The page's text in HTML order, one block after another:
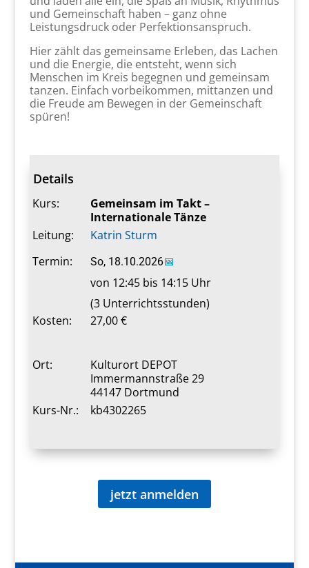
und Gemeinschaft haben – ganz ohne
Leistungsdruck oder Perfektionsanspruch.
Hier zählt das gemeinsame Erleben, das Lachen
und die Energie, die entsteht, wenn sich
Menschen im Kreis begegnen und gemeinsam
tanzen. Einfach vorbeikommen, mittanzen und
die Freude am Bewegen in der Gemeinschaft
spüren!
Details
Kurs:
Gemeinsam im Takt –
Internationale Tänze
Leitung:
Katrin Sturm
Termin:
So, 18.10.2026📅
von 12:45 bis 14:15 Uhr
(3 Unterrichtsstunden)
Kosten:
27,00 €
Ort:
Kulturort DEPOT
Immermannstraße 29
44147 Dortmund
Kurs-Nr.:
kb4302265
jetzt anmelden